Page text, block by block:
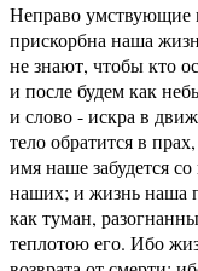
Неправо умствующие
прискорбна наша
не знают, чтобы кто
и после будем как
и слово - искра в
тело обратится в
имя наше забудется
наших; и жизнь наша
как туман,
теплотою его. Ибо